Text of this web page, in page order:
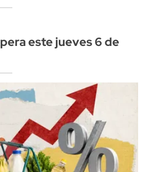
este jueves 6 de